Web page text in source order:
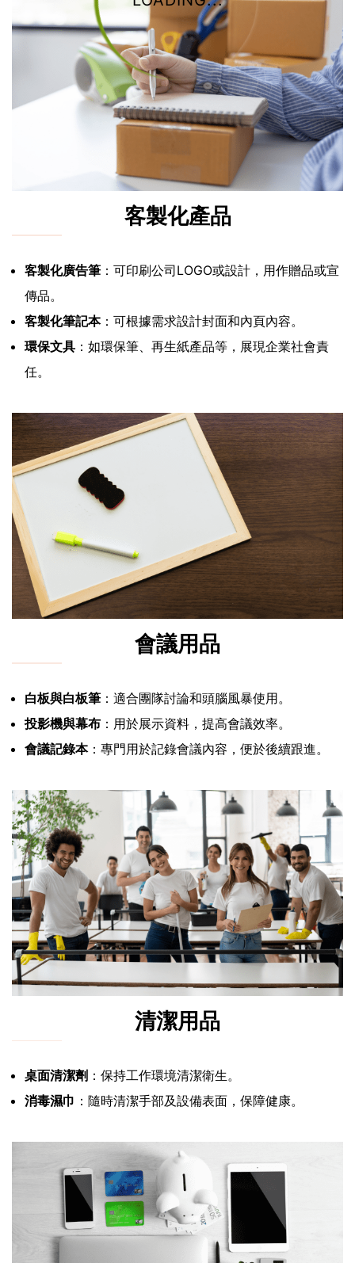
客製化產品
客製化廣告筆 ：可印刷公司LOGO或設計，用作贈品或宣
傳品。
客製化筆記本：可根據需求設計封面和內頁內容。
環保文具 ：如環保筆、再生紙產品等，展現企業社會責
任。
會議用品
白板與白板筆 ：適合團隊討論和頭腦風暴使用。
投影機與幕布 ：用於展示資料，提高會議效率。
會議記錄本：專門用於記錄會議內容，便於後續跟進。
清潔用品
桌面清潔劑 ：保持工作環境清潔衛生。
消毒濕巾 ：隨時清潔手部及設備表面，保障健康。